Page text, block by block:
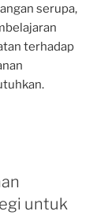
serupa,
terhadap
untuk